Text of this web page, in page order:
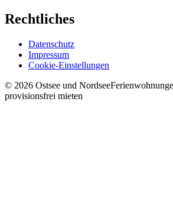
Rechtliches
Datenschutz
Impressum
Cookie-Einstellungen
© 2026 Ostsee und Nordsee
provisionsfrei mieten